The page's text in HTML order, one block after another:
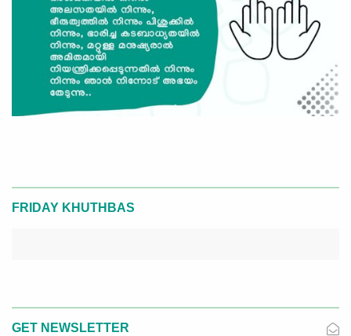
FRIDAY KHUTHBAS
GET NEWSLETTER